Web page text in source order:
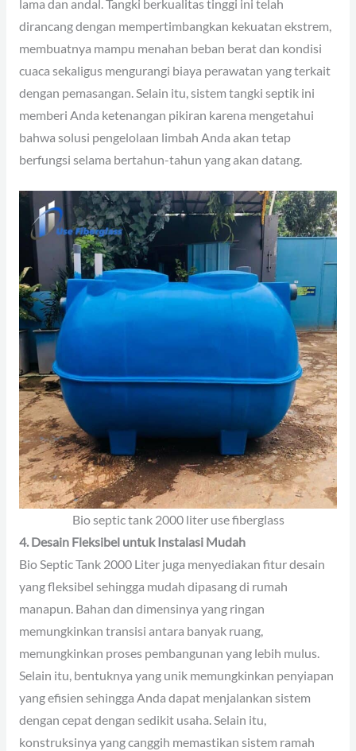
lama dan andal. Tangki berkualitas tinggi ini telah
dirancang dengan mempertimbangkan kekuatan ekstrem,
membuatnya mampu menahan beban berat dan kondisi
cuaca sekaligus mengurangi biaya perawatan yang terkait
dengan pemasangan. Selain itu, sistem tangki septik ini
memberi Anda ketenangan pikiran karena mengetahui
bahwa solusi pengelolaan limbah Anda akan tetap
berfungsi selama bertahun-tahun yang akan datang.
Bio septic tank 2000 liter use fiberglass
4. Desain Fleksibel untuk Instalasi Mudah
Bio Septic Tank 2000 Liter juga menyediakan fitur desain
yang fleksibel sehingga mudah dipasang di rumah
manapun. Bahan dan dimensinya yang ringan
memungkinkan transisi antara banyak ruang,
memungkinkan proses pembangunan yang lebih mulus.
Selain itu, bentuknya yang unik memungkinkan penyiapan
yang efisien sehingga Anda dapat menjalankan sistem
dengan cepat dengan sedikit usaha. Selain itu,
konstruksinya yang canggih memastikan sistem ramah